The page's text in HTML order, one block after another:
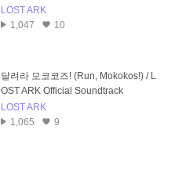
ack
LOST ARK
1,047
10
달려라 모코코즈! (Run, Mokokos!) / L
OST ARK Official Soundtrack
LOST ARK
1,065
9